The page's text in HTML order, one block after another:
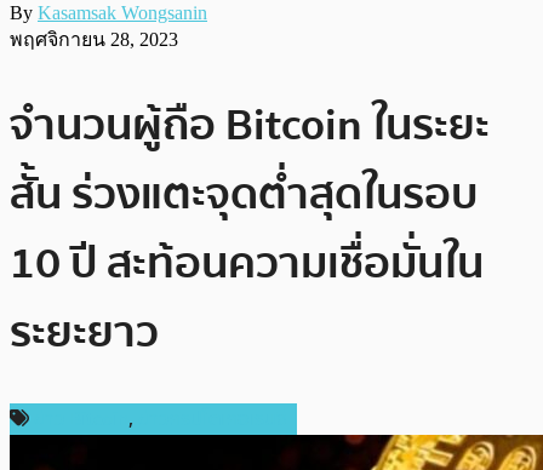
By Kasamsak Wongsanin
พฤศจิกายน 28, 2023
จำนวนผู้ถือ Bitcoin ในระยะ
สั้น ร่วงแตะจุดต่ำสุดในรอบ
10 ปี สะท้อนความเชื่อมั่นใน
ระยะยาว
,